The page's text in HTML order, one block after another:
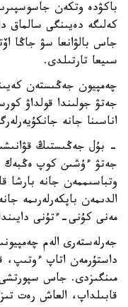
كەلىگە دەيىنگى سالماق
جاس بالۋانعا سۋ جاڭا
سىيعا تارتىلدى.
چەمپيون جەڭىستەن
جەتۋ جولىندا قولداۋ
اناسىنا جانە
- بۇل جەڭىستىڭ
جەتۋ ءۇشىن كوپ ەڭبەك
وتباسىممەن جانە بارشا
الدىمەن باپكەرلەرىمە
مەنى كۇنى-ءتۇنى
جەرلەستەرى الەم
داستۇرمەن اتاپ ءوتىپ،
مىنگىزدى. جاس سپورتشى
قابىلداپ، العاش رەت